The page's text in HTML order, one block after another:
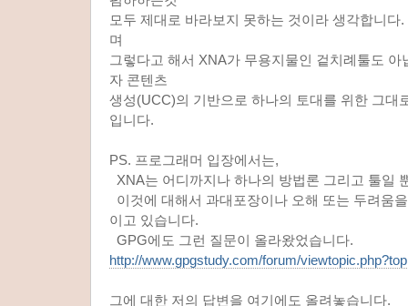
모두 제대로 바라보지 못하는 것이라 생각합니다
며
그렇다고 해서 XNA가 무용지물인 겉치례툴도
자 콘텐츠
생성(UCC)의 기반으로 하나의 토대를 위한 그대
입니다.
PS. 프로그래머 입장에서는,
XNA는 어디까지나 하나의 방법론 그리고 툴일
이것에 대해서 과대포장이나 오해 또는 두려움
이고 있습니다.
GPG에도 그런 질문이 올라왔었습니다.
http://www.gpgstudy.com/forum/
그에 대한 저의 답변을 여기에도 올려놓습니다.